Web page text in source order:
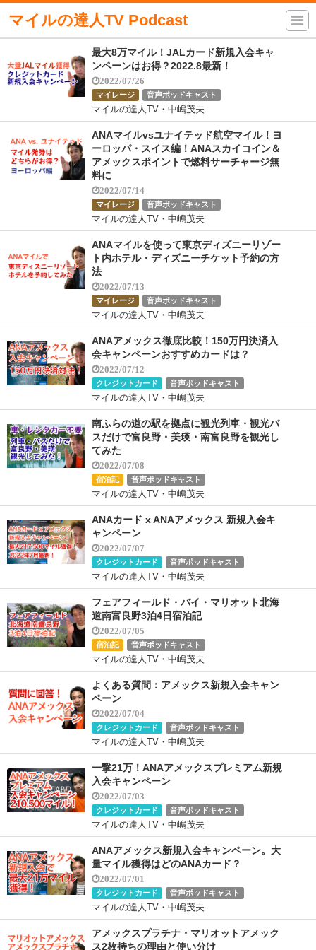
マイルの達人TV Podcast
最大8万マイル！JALカード新規入会キャ
ンペーンはお得？2022.8最新！
2022/07/26
マイレージ 音声ポッドキャスト
マイルの達人TV・中嶋茂夫
ANAマイルvsユナイテッド航空マイル！ヨ
ーロッパ・スイス編！ANAスカイコイン＆
アメックスポイントで燃料サーチャージ無
料に
2022/07/14
マイレージ 音声ポッドキャスト
マイルの達人TV・中嶋茂夫
ANAマイルを使って東京ディズニーリゾー
ト内ホテル・ディズニーチケット予約の方
法
2022/07/13
マイレージ 音声ポッドキャスト
マイルの達人TV・中嶋茂夫
ANAアメックス徹底比較！150万円決済入
会キャンペーンおすすめカードは？
2022/07/12
クレジットカード 音声ポッドキャスト
マイルの達人TV・中嶋茂夫
南ふらの道の駅を拠点に観光列車・観光バ
スだけで富良野・美瑛・南富良野を観光し
てみた
2022/07/08
宿泊記 音声ポッドキャスト
マイルの達人TV・中嶋茂夫
ANAカード x ANAアメックス 新規入会キ
ャンペーン
2022/07/07
クレジットカード 音声ポッドキャスト
マイルの達人TV・中嶋茂夫
フェアフィールド・バイ・マリオット北海
道南富良野3泊4日宿泊記
2022/07/05
宿泊記 音声ポッドキャスト
マイルの達人TV・中嶋茂夫
よくある質問：アメックス新規入会キャン
ペーン
2022/07/04
クレジットカード 音声ポッドキャスト
マイルの達人TV・中嶋茂夫
一撃21万！ANAアメックスプレミアム新規
入会キャンペーン
2022/07/03
クレジットカード 音声ポッドキャスト
マイルの達人TV・中嶋茂夫
ANAアメックス新規入会キャンペーン。大
量マイル獲得はどのANAカード？
2022/07/01
クレジットカード 音声ポッドキャスト
マイルの達人TV・中嶋茂夫
アメックスプラチナ・マリオットアメック
ス2枚持ちの理由と使い分け